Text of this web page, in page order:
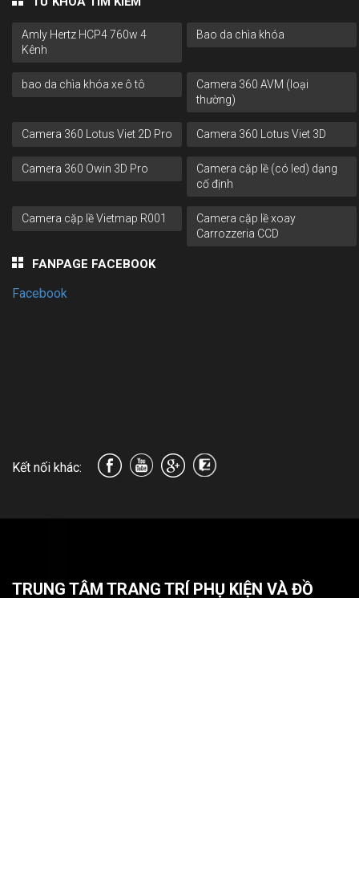
Amly Hertz HCP4 760w 4
Kênh
Bao da chìa khóa
bao da chìa khóa xe ô tô
Camera 360 AVM (loại
thường)
Camera 360 Lotus Viet 2D Pro Camera 360 Lotus Viet 3D
Camera 360 Owin 3D Pro
Camera cặp lề (có led) dạng
cố định
Camera cặp lề Vietmap R001
Camera cặp lề xoay
Carrozzeria CCD
FANPAGE FACEBOOK
Facebook
Kết nối khác:
TRUNG TÂM TRANG TRÍ PHỤ KIỆN VÀ ĐỒ